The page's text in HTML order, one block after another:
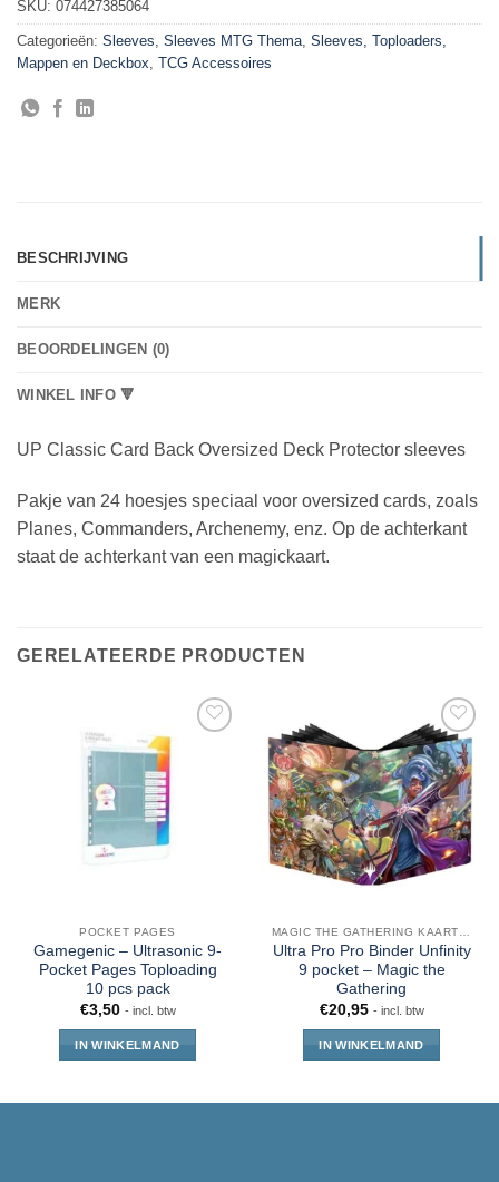
SKU: 074427385064
Categorieën: Sleeves Sleeves MTG Thema Sleeves, Toploaders,
Mappen en Deckbox TCG Accessoires
BESCHRIJVING
MERK
BEOORDELINGEN (0)
WINKEL INFO 🔻
UP Classic Card Back Oversized Deck Protector sleeves
Pakje van 24 hoesjes speciaal voor oversized cards, zoals
Planes, Commanders, Archenemy, enz. Op de achterkant
staat de achterkant van een magickaart.
GERELATEERDE PRODUCTEN
POCKET PAGES
Gamegenic – Ultrasonic 9-
Pocket Pages Toploading
10 pcs pack
€3,50 - incl. btw
IN WINKELMAND
Ultra Pro Pro Binder Unfinity
9 pocket – Magic the
Gathering
€20,95 - incl. btw
IN WINKELMAND